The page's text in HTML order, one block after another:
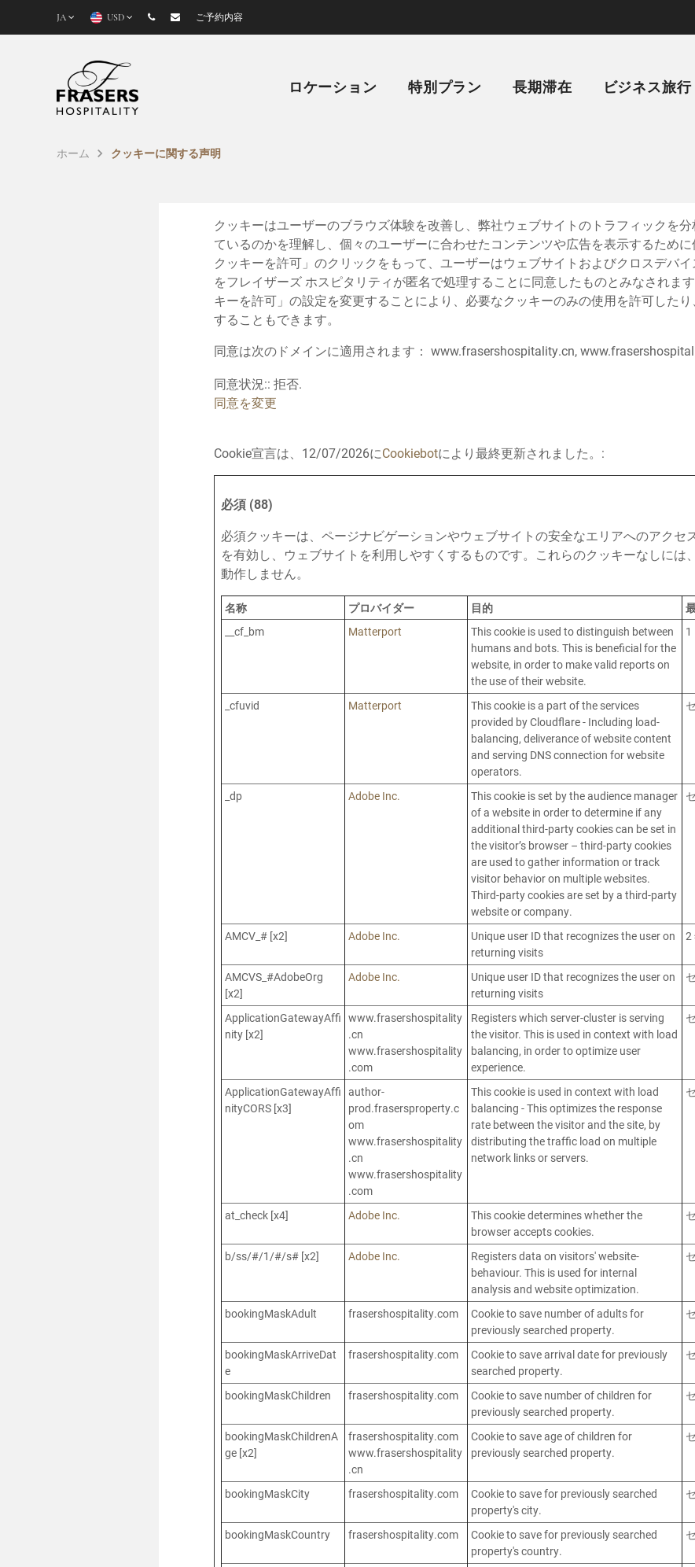
JA USD ご予約内容
ロケーション 特別プラン 長期滞在 ビジネス旅行
ホーム クッキーに関する声明
クッキーはユーザーのブラウズ体験を改善し、弊社ウェブサイトのトラフィックを
ているのかを理解し、個々のユーザーに合わせたコンテンツや広告を表示するため
クッキーを許可」のクリックをもって、ユーザーはウェブサイトおよびクロスデバ
をフレイザーズ ホスピタリティが匿名で処理することに同意したものとみなされま
キーを許可」の設定を変更することにより、必要なクッキーのみの使用を許可した
することもできます。
同意は次のドメインに適用されます： www.frasershospitality.cn,
同意状況:: 拒否.
同意を変更
Cookie宣言は、12/07/2026にCookiebotにより最終更新されました。:
必須 (88)
必須クッキーは、ページナビゲーションやウェブサイトの安全なエリアへのアクセ
を有効し、ウェブサイトを利用しやすくするものです。これらのクッキーなしには
動作しません。
名称 プロバイダー 目的
__cf_bm
Matterport
This cookie is used to distinguish between
humans and bots. This is beneficial for the
website, in order to make valid reports on
the use of their website.
1
_cfuvid Matterport
This cookie is a part of the services
provided by Cloudflare - Including load-
balancing, deliverance of website content
and serving DNS connection for website
operators.
_dp Adobe Inc.
This cookie is set by the audience manager
of a website in order to determine if any
additional third-party cookies can be set in
the visitor’s browser – third-party cookies
are used to gather information or track
visitor behavior on multiple websites.
Third-party cookies are set by a third-party
website or company.
AMCV_# [x2] Adobe Inc.
Unique user ID that recognizes the user on
returning visits
2
AMCVS_#AdobeOrg
[x2]
Adobe Inc.
Unique user ID that recognizes the user on
returning visits
ApplicationGatewayAffi
nity [x2]
www.frasershospitality
.cn
www.frasershospitality
.com
Registers which server-cluster is serving
the visitor. This is used in context with load
balancing, in order to optimize user
experience.
ApplicationGatewayAffi
nityCORS [x3]
author-
prod.frasersproperty.c
om
www.frasershospitality
.cn
www.frasershospitality
.com
This cookie is used in context with load
balancing - This optimizes the response
rate between the visitor and the site, by
distributing the traffic load on multiple
network links or servers.
at_check [x4] Adobe Inc.
This cookie determines whether the
browser accepts cookies.
b/ss/#/1/#/s# [x2]
Adobe Inc.
Registers data on visitors' website-
behaviour. This is used for internal
analysis and website optimization.
bookingMaskAdult
frasershospitality.com
Cookie to save number of adults for
previously searched property.
bookingMaskArriveDat
e
frasershospitality.com
Cookie to save arrival date for previously
searched property.
bookingMaskChildren
frasershospitality.com
Cookie to save number of children for
previously searched property.
bookingMaskChildrenA
ge [x2]
frasershospitality.com
www.frasershospitality
.cn
Cookie to save age of children for
previously searched property.
bookingMaskCity frasershospitality.com
Cookie to save for previously searched
property's city.
bookingMaskCountry
frasershospitality.com
Cookie to save for previously searched
property's country.